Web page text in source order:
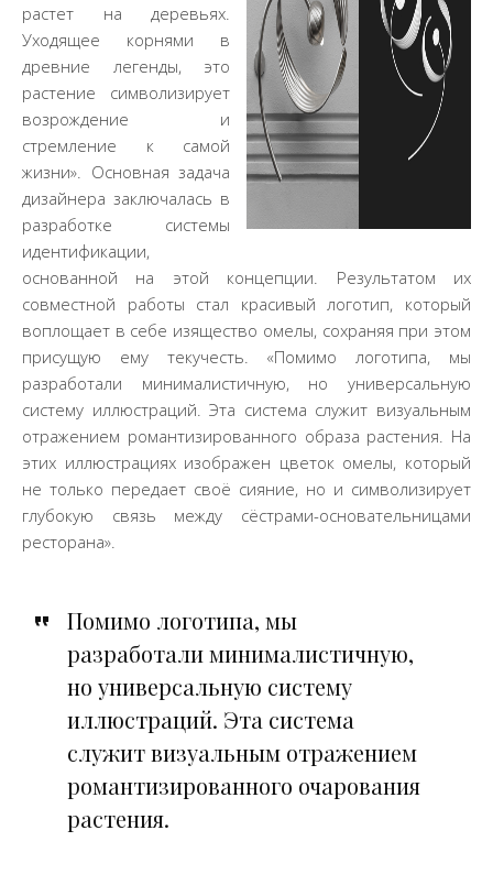
растет на деревьях.
Уходящее корнями в
древние легенды, это
растение символизирует
возрождение и
стремление к самой
жизни». Основная задача
дизайнера заключалась в
разработке системы
идентификации,
основанной на этой концепции. Результатом их
совместной работы стал красивый логотип, который
воплощает в себе изящество омелы, сохраняя при этом
присущую ему текучесть. «Помимо логотипа, мы
разработали минималистичную, но универсальную
систему иллюстраций. Эта система служит визуальным
отражением романтизированного образа растения. На
этих иллюстрациях изображен цветок омелы, который
не только передает своё сияние, но и символизирует
глубокую связь между сёстрами-основательницами
ресторана».
Помимо логотипа, мы
разработали минималистичную,
но универсальную систему
иллюстраций. Эта система
служит визуальным отражением
романтизированного очарования
растения.